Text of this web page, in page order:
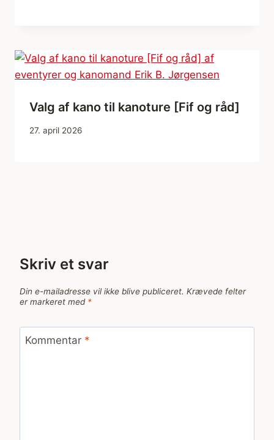
Valg af kano til kanoture [Fif og råd]
27. april 2026
Skriv et svar
Din e-mailadresse vil ikke blive publiceret. Krævede felter
er markeret med *
Kommentar *